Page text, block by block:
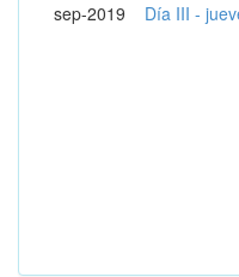
sep-2019 Día III -